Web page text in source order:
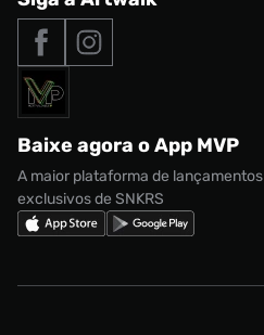
Roupas
Acessórios
Marcas
Nike Air Max
adidas Adi2000
adidas Campus
Nike Shox
Nossas lojas
Termos de uso
Política de privacidade
Regulamento CRM/ CASHBACK
Regulamento Cupom
Tipos de entrega
Formas de Pagamento
Solicite seus dados
Baixe agora o App MVP
A maior plataforma de lançamentos
exclusivos de SNKRS